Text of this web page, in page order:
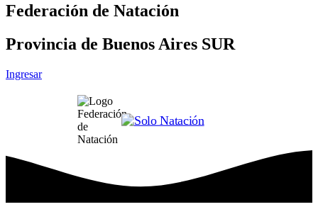
Federación de Natación
Provincia de Buenos Aires SUR
Ingresar